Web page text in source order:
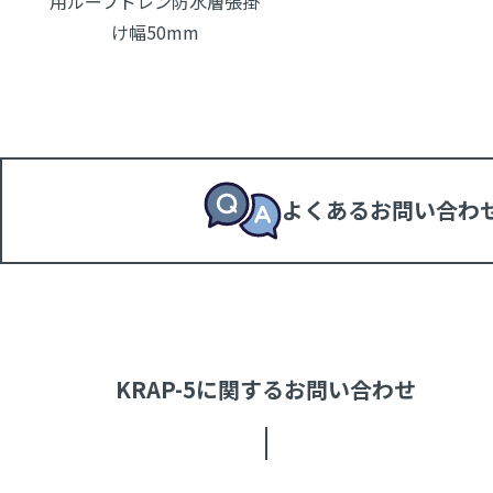
け幅50mm
よくあるお問い合わ
KRAP-5に関するお問い合わせ